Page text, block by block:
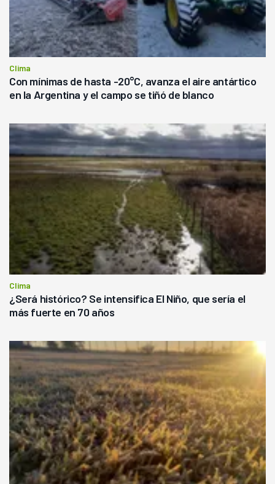
Clima
Con mínimas de hasta -20°C, avanza el aire antártico
en la Argentina y el campo se tiñó de blanco
Clima
¿Será histórico? Se intensifica El Niño, que sería el
más fuerte en 70 años